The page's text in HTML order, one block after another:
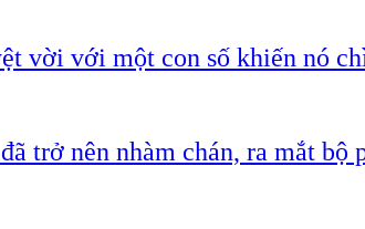
vời với một con số khiến nó
trở nên nhàm chán, ra mắt bộ